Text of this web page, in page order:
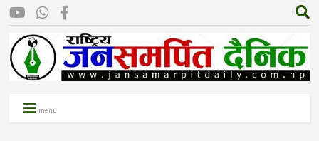
menu